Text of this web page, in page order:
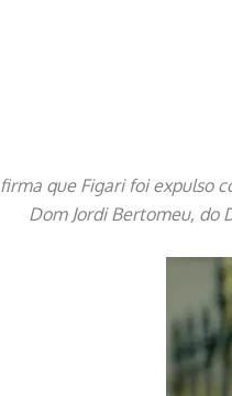
que Figari foi expulso
Dom Jordi Bertomeu, do